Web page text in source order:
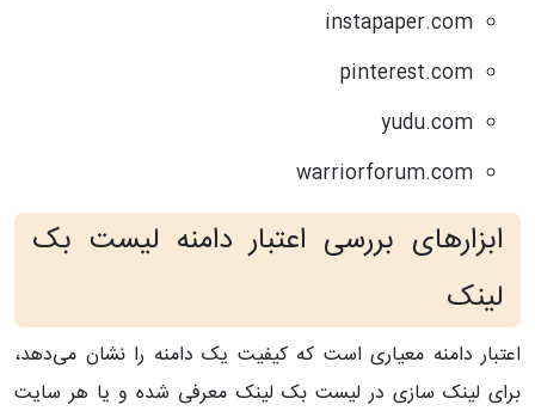
instapaper.com
pinterest.com
yudu.com
warriorforum.com
ابزارهای بررسی اعتبار دامنه لیست بک
لینک
اعتبار دامنه معیاری است که کیفیت یک دامنه را نشان می‌دهد،
برای لینک سازی در لیست بک لینک معرفی شده و یا هر سایت